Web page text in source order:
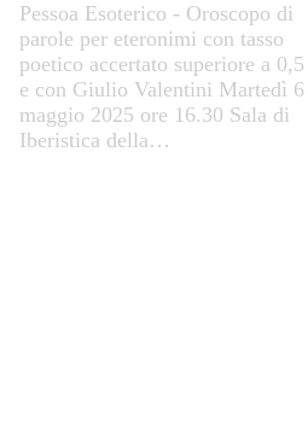
Pessoa Esoterico - Oroscopo di
parole per eteronimi con tasso
poetico accertato superiore a
e con Giulio Valentini Martedì 6
maggio 2025 ore 16.30 Sala di
Iberistica della…